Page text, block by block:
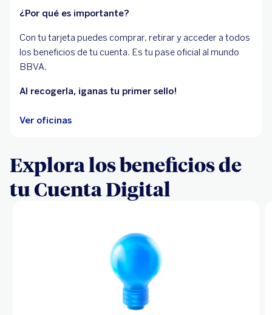
¿Por qué es importante?
Con tu tarjeta puedes comprar, retirar y acceder a todos
los beneficios de tu cuenta. Es tu pase oficial al mundo
BBVA.
Al recogerla, ¡ganas tu primer sello!
Ver oficinas
Explora los beneficios de
tu Cuenta Digital